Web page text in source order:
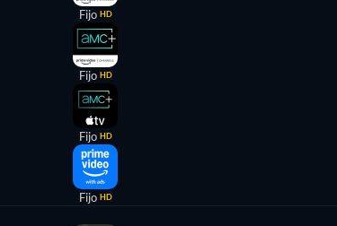
Fijo HD
Fijo HD
Fijo HD
Fijo HD